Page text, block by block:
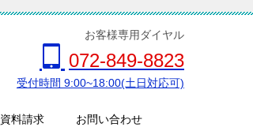
お客様専用ダイヤル
072-849-8823
受付時間 9:00~18:00(土日対応可)
資料請求 お問い合わせ